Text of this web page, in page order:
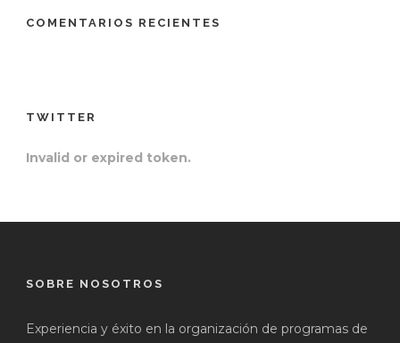
COMENTARIOS RECIENTES
TWITTER
Invalid or expired token.
SOBRE NOSOTROS
Experiencia y éxito en la organización de programas de